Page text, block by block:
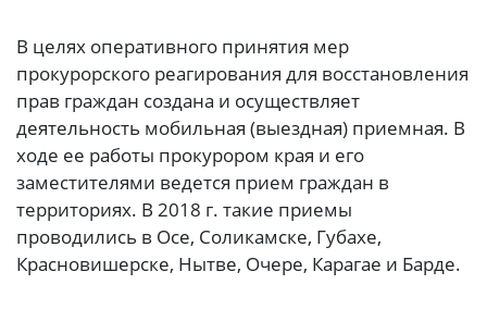
В целях оперативного принятия мер
прокурорского реагирования для восстановления
прав граждан создана и осуществляет
деятельность мобильная (выездная) приемная. В
ходе ее работы прокурором края и его
заместителями ведется прием граждан в
территориях. В 2018 г. такие приемы
проводились в Осе, Соликамске, Губахе,
Красновишерске, Нытве, Очере, Карагае и Барде.